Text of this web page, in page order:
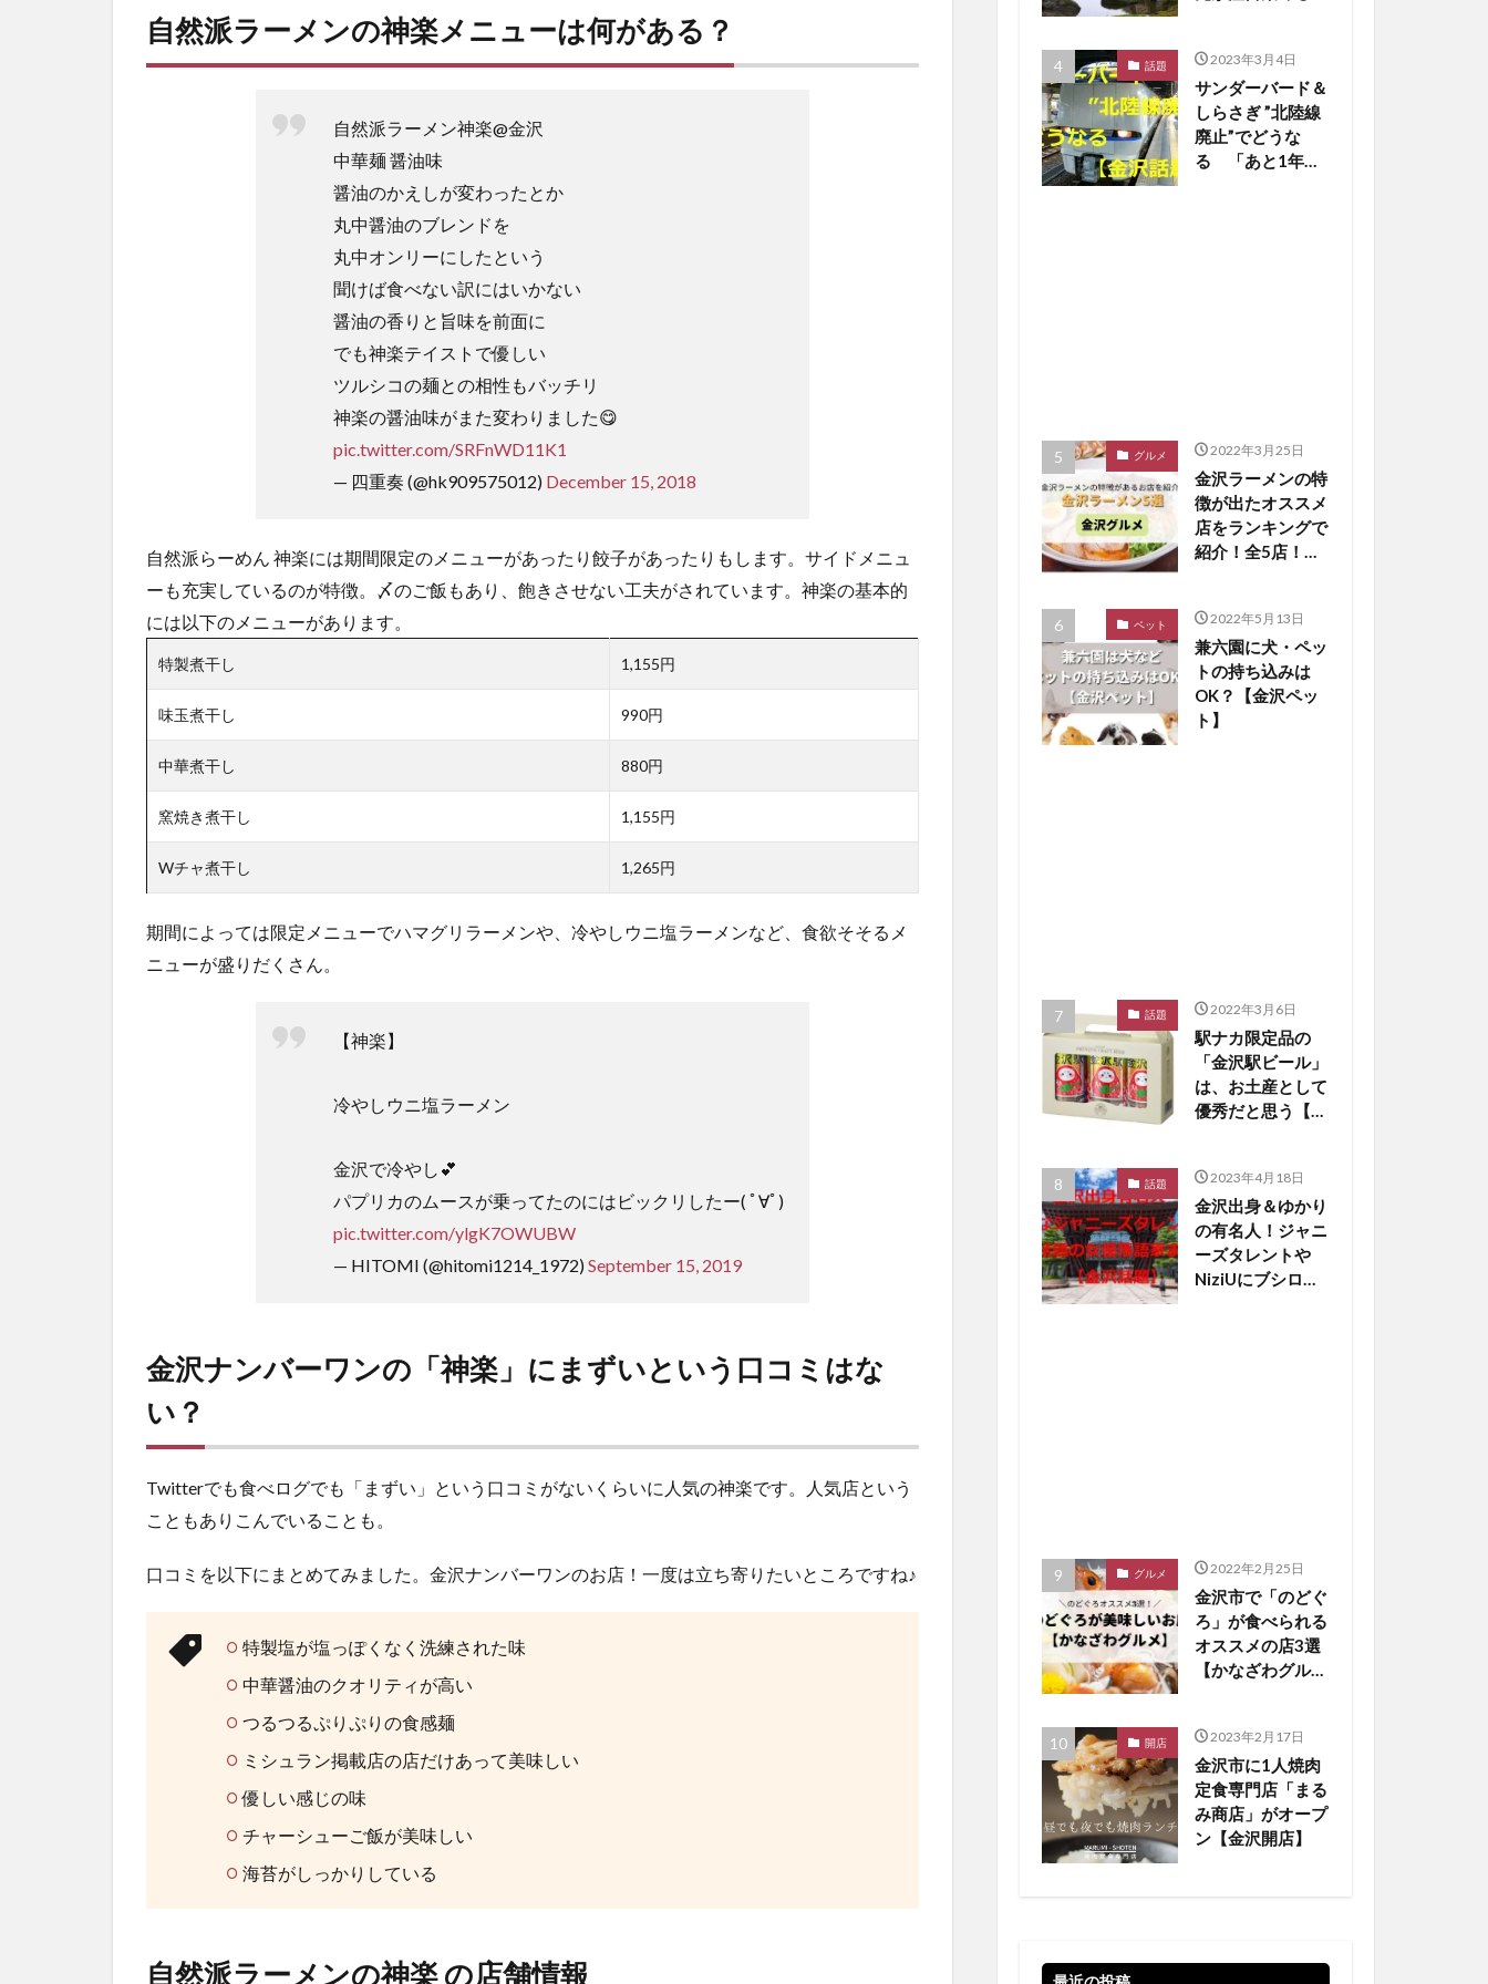
の
店
舗
報
3.1
派ラ
ーメ
ンの
神楽
店舗
前
自然派ラーメンの神楽メニューは何がある？
自然派ラーメン神楽@金沢
中華麺 醤油味
醤油のかえしが変わったとか
丸中醤油のブレンドを
丸中オンリーにしたという
聞けば食べない訳にはいかない
醤油の香りと旨味を前面に
でも神楽テイストで優しい
ツルシコの麺との相性もバッチリ
神楽の醤油味がまた変わりました😋
pic.twitter.com/SRFnWD11K1
— 四重奏 (@hk909575012) December 15, 2018
自然派らーめん 神楽には期間限定のメニューがあったり餃子があったりもします。サイドメニュ
ーも充実しているのが特徴。〆のご飯もあり、飽きさせない工夫がされています。神楽の基本的
には以下のメニューがあります。
特製煮干し 1,155円
味玉煮干し 990円
中華煮干し 880円
窯焼き煮干し 1,155円
Wチャ煮干し 1,265円
期間によっては限定メニューでハマグリラーメンや、冷やしウニ塩ラーメンなど、食欲そそるメ
ニューが盛りだくさん。
【神楽】
冷やしウニ塩ラーメン
金沢で冷やし💕
パプリカのムースが乗ってたのにはビックリしたー( ﾟ∀ﾟ)
pic.twitter.com/ylgK7OWUBW
— HITOMI (@hitomi1214_1972)September 15, 2019
金沢ナンバーワンの「神楽」にまずいという口コミはな
い？
Twitterでも食べログでも「まずい」という口コミがないくらいに人気の神楽です。人気店という
こともありこんでいることも。
口コミを以下にまとめてみました。金沢ナンバーワンのお店！一度は立ち寄りたいところですね♪
特製塩が塩っぽくなく洗練された味
中華醤油のクオリティが高い
つるつるぷりぷりの食感麺
ミシュラン掲載店の店だけあって美味しい
優しい感じの味
チャーシューご飯が美味しい
海苔がしっかりしている
自然派ラーメンの神楽 の店舗情報
話題 2023年3月4日
サンダーバード＆
しらさぎ ”北陸線
廃止”でどうな
る 「あと1年
グルメ 2022年3月25日
金沢ラーメンの特
徴が出たオススメ
店をランキングで
紹介！全5店！
ペット 2022年5月13日
兼六園に犬・ペッ
トの持ち込みは
OK？【金沢ペッ
ト】
話題 2022年3月6日
駅ナカ限定品の
「金沢駅ビール」
は、お土産として
優秀だと思う【か
話題 2023年4月18日
金沢出身＆ゆかり
の有名人！ジャニ
ーズタレントや
NiziUにブシロー
グルメ 2022年2月25日
金沢市で「のどぐ
ろ」が食べられる
オススメの店3選
【かなざわグルメ
開店 2023年2月17日
金沢市に1人焼肉
定食専門店「まる
み商店」がオープ
ン【金沢開店】